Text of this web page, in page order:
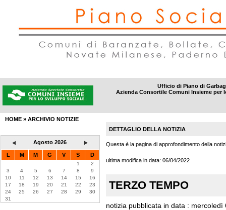
DISTRETTI|AMBITI SOCIALI| INFORMAZIONI|CONTATTI
Ufficio di Piano di
Azienda Consortile Comuni Insieme per
HOME» ARCHIVIO NOTIZIE
Agosto 2026
L M M G V S D
1
2
3
4 5 6 7 8
9
10
11 12 13 14 15
16
17
18 19 20 21 22
23
24
25 26 27 28 29
30
31
DETTAGLIO DELLA NOTIZIA
Questa è la pagina di approfondimento della
ultima modifica in data:06/04/2022
TERZO TEMPO
notizia pubblicata in data : mercoledì